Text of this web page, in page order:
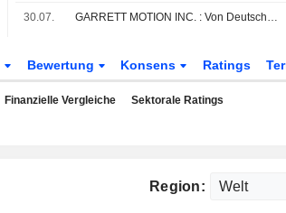
30.07. GARRETT MOTION INC. : Von Deutsche Bank Securities zum Kauf angehoben
Bewertung Konsens Ratings
Finanzielle Vergleiche Sektorale Ratings
Region: